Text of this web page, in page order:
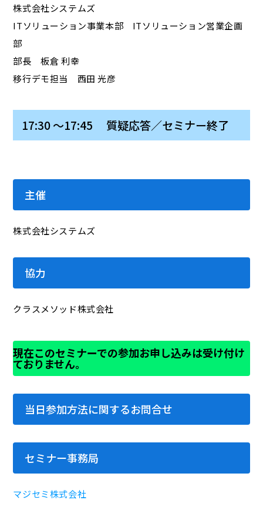
株式会社システムズ
ITソリューション事業本部 ITソリューション営業企画
部
部長 板倉 利幸
移行デモ担当 西田 光彦
17:30 ～17:45 質疑応答／セミナー終了
主催
株式会社システムズ
協力
クラスメソッド株式会社
現在このセミナーでの参加お申し込みは受け付け
ておりません。
当日参加方法に関するお問合せ
セミナー事務局
マジセミ株式会社